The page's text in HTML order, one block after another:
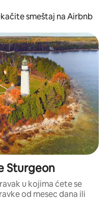
smeštaj na Airbnb
Sturgeon
u kojima ćete se
od mesec dana ili